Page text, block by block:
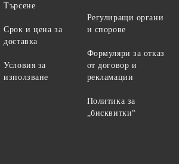
Търсене
Срок и цена за
доставка
Условия за
използване
Регулиращи органи
и спорове
Формуляри за отказ
от договор и
рекламации
Политика за
„бисквитки“